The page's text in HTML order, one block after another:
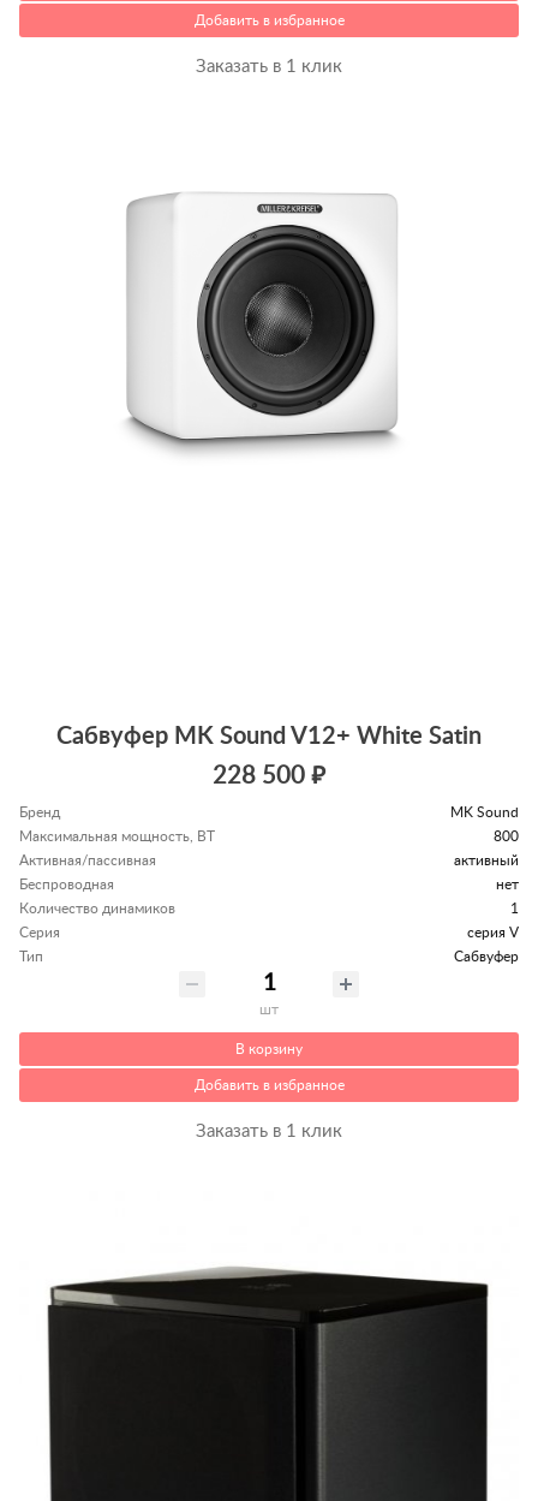
Добавить в избранное
Заказать в 1 клик
Сабвуфер MK Sound V12+ White Satin
228 500 ₽
Бренд
MK Sound
Максимальная мощность, ВТ
800
Активная/пассивная
активный
Беспроводная
нет
Количество динамиков
1
Серия
серия V
Тип
Сабвуфер
шт
В корзину
Добавить в избранное
Заказать в 1 клик